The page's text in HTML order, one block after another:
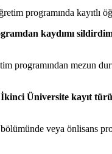
programında
kaydımı
programından mezun
Üniversite kayıt
veya önlisans